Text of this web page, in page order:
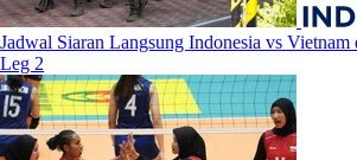
Jadwal Siaran Langsung Indonesia vs
Leg 2